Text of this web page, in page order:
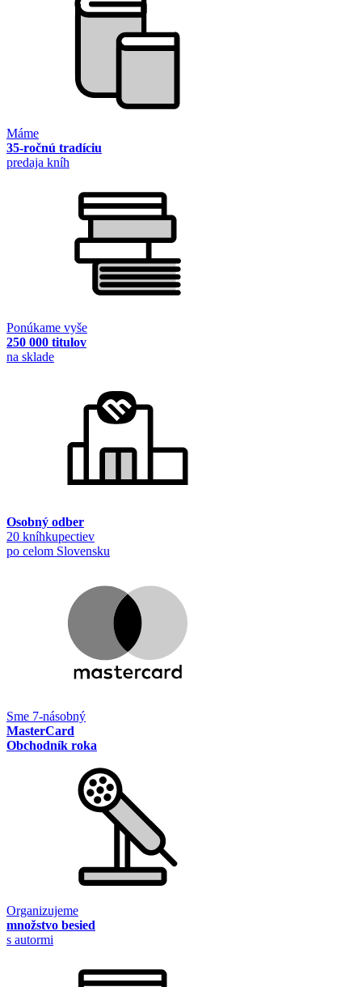
Máme
35-ročnú tradíciu
predaja kníh
Ponúkame vyše
250 000 titulov
na sklade
Osobný odber
20 kníhkupectiev
po celom Slovensku
Sme 7-násobný
MasterCard
Obchodník roka
Organizujeme
množstvo besied
s autormi